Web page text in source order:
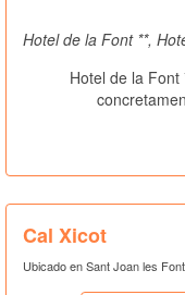
Hotel de la Font **,
Hotel de la Font
Cal Xicot
Ubicado en Sant Joan les